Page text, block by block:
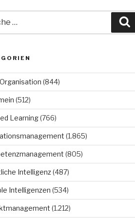
(844)
(512)
Learning(766)
(1.865)
(805)
Intelligenz(487)
Intelligenzen (534)
(1.212)